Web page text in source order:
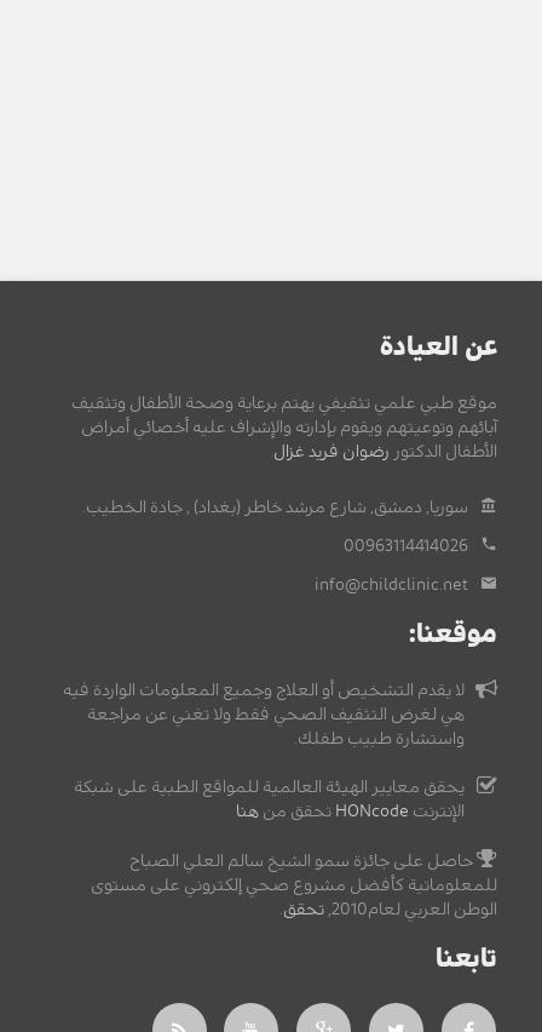
عن العيادة
موقع طبي علمي تثقيفي يهتم برعاية وصحة الأطفال وتثقيف
آبائهم وتوعيتهم ويقوم بإدارته والإشراف عليه أخصائي أمراض
الأطفال الدكتور رضوان فريد غزال
سوريا, دمشق, شارع مرشد خاطر (بغداد) , جادة الخطيب.
00963114414026
info@childclinic.net
موقعنا:
لا يقدم التشخيص أو العلاج وجميع المعلومات الواردة فيه
هي لغرض التثقيف الصحي فقط ولا تغني عن مراجعة
واستشارة طبيب طفلك.
يحقق معايير الهيئة العالمية للمواقع الطبية على شبكة
الإنترنت HONcode تحقق من هنا
حاصل على جائزة سمو الشيخ سالم العلي الصباح
للمعلوماتية كأفضل مشروع صحي إلكتروني على مستوى
الوطن العربي لعام2010,
تحقق
تابعنا